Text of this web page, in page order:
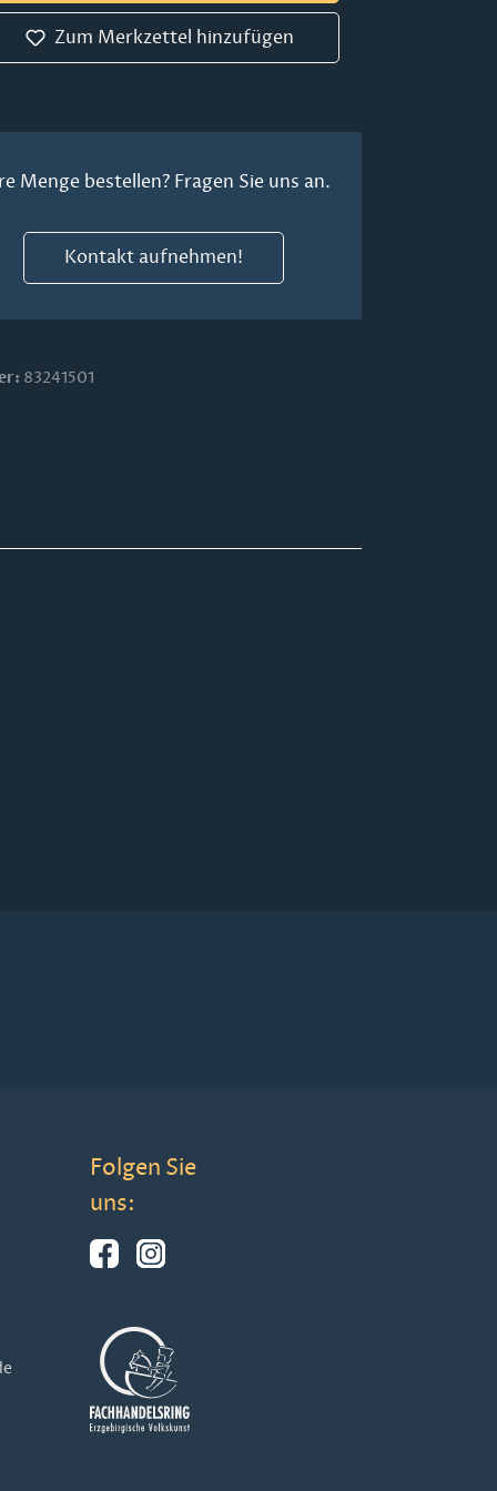
Zum Merkzettel hinzufügen
Menge bestellen? Fragen Sie uns an.
Kontakt aufnehmen!
83241501
Folgen Sie
uns: